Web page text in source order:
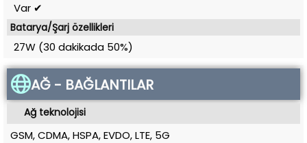
Var ✔
Batarya/Şarj özellikleri
27W (30 dakikada 50%)
AĞ - BAĞLANTILAR
Ağ teknolojisi
GSM, CDMA, HSPA, EVDO, LTE, 5G